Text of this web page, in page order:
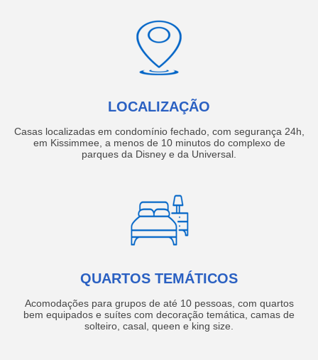
LOCALIZAÇÃO
Casas localizadas em condomínio fechado, com segurança 24h,
em Kissimmee, a menos de 10 minutos do complexo de
parques da Disney e da Universal.
QUARTOS TEMÁTICOS
Acomodações para grupos de até 10 pessoas, com quartos
bem equipados e suítes com decoração temática, camas de
solteiro, casal, queen e king size.